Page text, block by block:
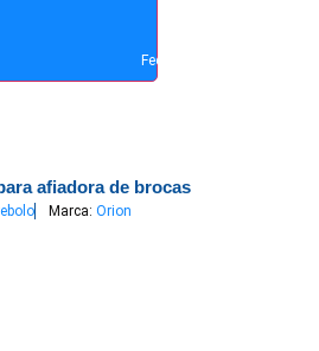
Fechar Afiadora
afiadora de brocas
Marca: Orion